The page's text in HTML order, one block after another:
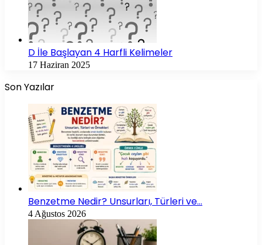
D İle Başlayan 4 Harfli Kelimeler
17 Haziran 2025
Son Yazılar
Benzetme Nedir? Unsurları, Türleri ve…
4 Ağustos 2026